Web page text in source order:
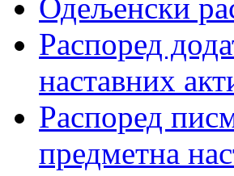
Одељенски
Распоред
наставних
Распоред
предметна